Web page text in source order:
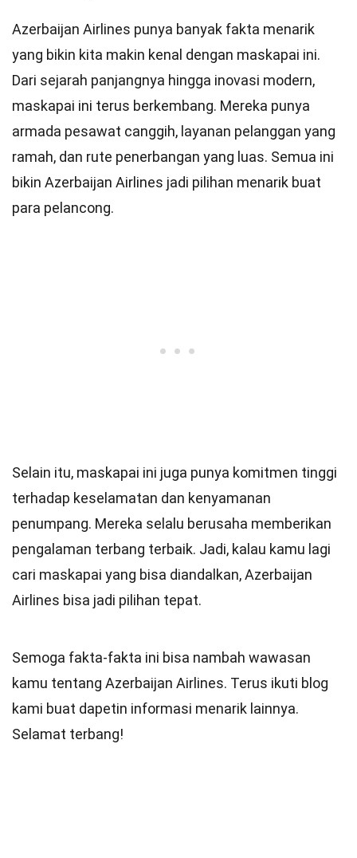
Azerbaijan Airlines punya banyak fakta menarik
yang bikin kita makin kenal dengan maskapai ini.
Dari sejarah panjangnya hingga inovasi modern,
maskapai ini terus berkembang. Mereka punya
armada pesawat canggih, layanan pelanggan yang
ramah, dan rute penerbangan yang luas. Semua ini
bikin Azerbaijan Airlines jadi pilihan menarik buat
para pelancong.
Selain itu, maskapai ini juga punya komitmen tinggi
terhadap keselamatan dan kenyamanan
penumpang. Mereka selalu berusaha memberikan
pengalaman terbang terbaik. Jadi, kalau kamu lagi
cari maskapai yang bisa diandalkan, Azerbaijan
Airlines bisa jadi pilihan tepat.
Semoga fakta-fakta ini bisa nambah wawasan
kamu tentang Azerbaijan Airlines. Terus ikuti blog
kami buat dapetin informasi menarik lainnya.
Selamat terbang!